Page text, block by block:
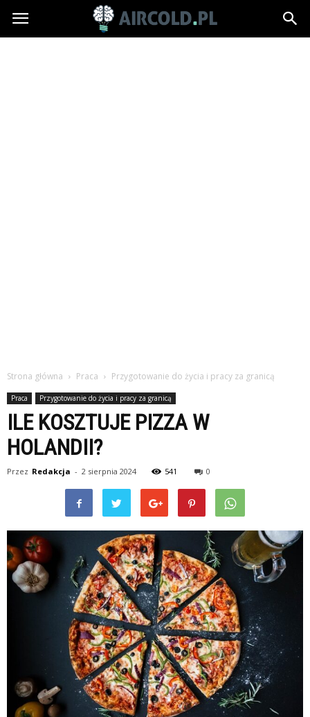
Aircold.pl
Strona główna Praca Przygotowanie do życia i pracy za granicą
Praca Przygotowanie do życia i pracy za granicą
ILE KOSZTUJE PIZZA W
HOLANDII?
Przez Redakcja - 2 sierpnia 2024 541 0